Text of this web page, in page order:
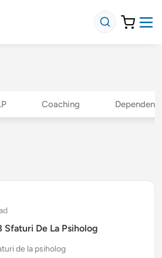
Coaching
Sfaturi De La Psiholog
de la psiholog